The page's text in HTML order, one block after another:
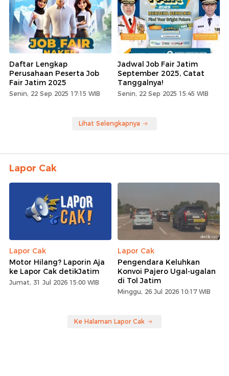
Daftar Lengkap
Perusahaan Peserta Job
Fair Jatim 2025
Senin, 22 Sep 2025 17:15 WIB
Jadwal Job Fair Jatim
September 2025, Catat
Tanggalnya!
Senin, 22 Sep 2025 15:45 WIB
Lihat Selengkapnya
Lapor Cak
Lapor Cak
Motor Hilang? Laporin Aja
ke Lapor Cak detikJatim
Jumat, 31 Jul 2026 15:00 WIB
Lapor Cak
Pengendara Keluhkan
Konvoi Pajero Ugal-ugalan
di Tol Jatim
Minggu, 26 Jul 2026 10:17 WIB
Ke Halaman Lapor Cak